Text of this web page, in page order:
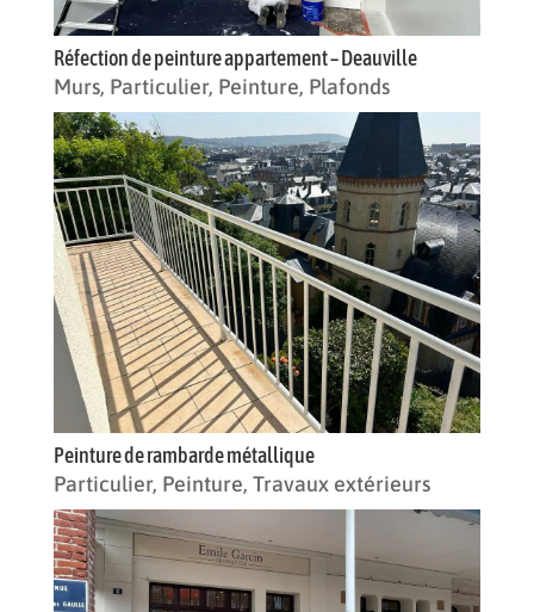
Réfection de peinture appartement – Deauville
Murs, Particulier, Peinture, Plafonds
Peinture de rambarde métallique
Particulier, Peinture, Travaux extérieurs